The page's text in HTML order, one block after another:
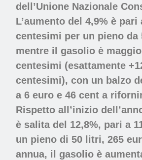
dell’Unione Nazionale
L’aumento del 4,9% è pari
centesimi per un pieno da
mentre il gasolio è
centesimi (esattamente
centesimi), con un balzo
a 6 euro e 46 cent a
Rispetto all’inizio
è salita del 12,8%, pari a
un pieno di 50 litri, 265
annua, il gasolio è